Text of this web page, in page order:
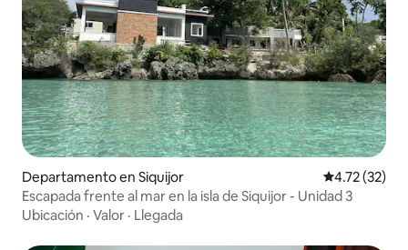
Departamento en Siquijor Calificación
4.72 (32)
Escapada frente al mar en la isla de Siquijor - Unidad 3
Ubicación · Valor · Llegada